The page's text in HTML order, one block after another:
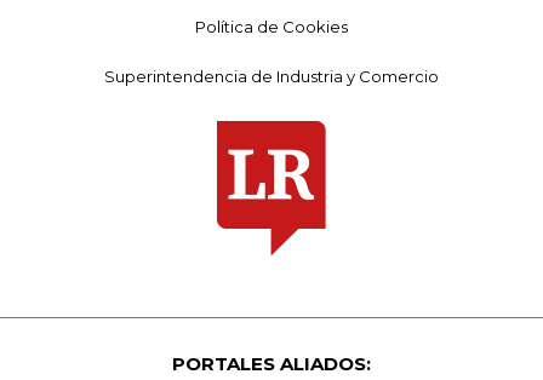
Política de Cookies
Superintendencia de Industria y Comercio
PORTALES ALIADOS: